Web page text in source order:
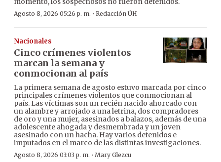
Agosto 8, 2026 05:26 p. m. · Redacción ÚH
Nacionales
Cinco crímenes violentos
marcan la semana y
conmocionan al país
La primera semana de agosto estuvo marcada por cinco
principales crímenes violentos que conmocionan al
país. Las víctimas son un recién nacido ahorcado con
un alambre y arrojado a una letrina, dos compradores
de oro y una mujer, asesinados a balazos, además de una
adolescente ahogada y desmembrada y un joven
asesinado con un hacha. Hay varios detenidos e
imputados en el marco de las distintas investigaciones.
Agosto 8, 2026 03:03 p. m. · Mary Glezcu